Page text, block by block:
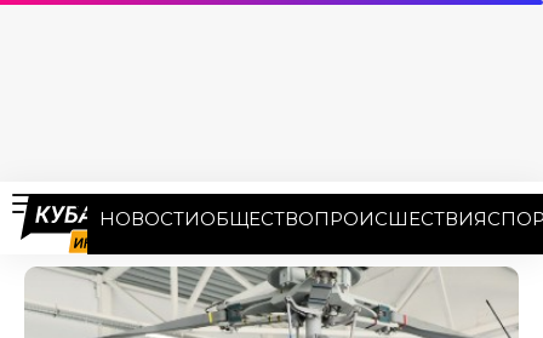
НОВОСТИОБЩЕСТВОПРОИСШЕСТВИЯ